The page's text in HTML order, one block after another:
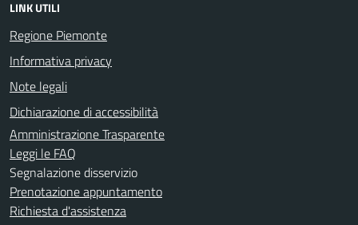
LINK UTILI
Regione Piemonte
Informativa privacy
Note legali
Dichiarazione di accessibilità
Amministrazione Trasparente
Leggi le FAQ
Segnalazione disservizio
Prenotazione appuntamento
Richiesta d'assistenza